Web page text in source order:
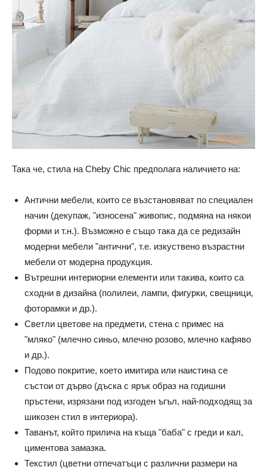
Така че, стила на Cheby Chic предполага наличието на:
Антични мебели, които се възстановяват по специален
начин (декупаж, "износена" живопис, подмяна на някои
форми и т.н.). Възможно е също така да се редизайн
модерни мебели "антични", т.е. изкуствено възрастни
мебели от модерна продукция.
Вътрешни интериорни елементи или такива, които са
сходни в дизайна (полилеи, лампи, фигурки, свещници,
фоторамки и др.).
Светли цветове на предмети, стена с примес на
"мляко" (млечно синьо, млечно розово, млечно кафяво
и др.).
Подово покритие, което имитира или наистина се
състои от дърво (дъска с ярък образ на годишни
пръстени, изрязани под изгоден ъгъл, най-подходящ за
шикозен стил в интериора).
Таванът, който прилича на къща "баба" с греди и кал,
циментова замазка.
Текстил (цветни отпечатъци с различни размери на